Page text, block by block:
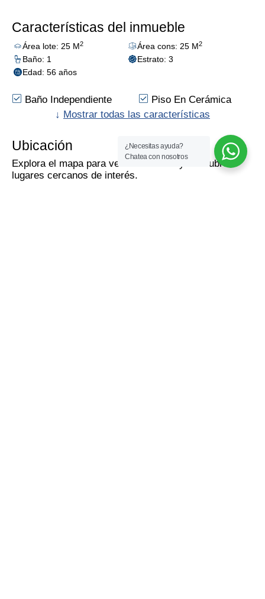
Características del inmueble
Área lote: 25 M2 Área cons: 25 M2
Baño: 1
Estrato: 3
Edad: 56 años
Baño Independiente
Piso En Cerámica
Sobre Vía Principal
Vista Exterior
Supermercados/C.ciales
Zona Comercial
Cerca A Sector
↓ Mostrar todas las características
Ubicación
Explora el mapa para ver el inmueble y descubre
lugares cercanos de interés.
¿Necesitas ayuda?
Chatea con nosotros